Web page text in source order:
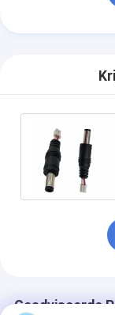
Geadviseerde